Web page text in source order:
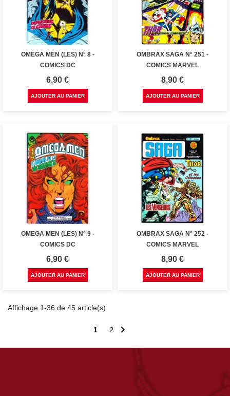
OMEGA MEN (LES) N° 8 -
COMICS DC
Prix
6,90 €
AJOUTER AU PANIER
OMBRAX SAGA N° 251 -
COMICS MARVEL
Prix
8,90 €
AJOUTER AU PANIER
OMEGA MEN (LES) N° 9 -
COMICS DC
Prix
6,90 €
AJOUTER AU PANIER
OMBRAX SAGA N° 252 -
COMICS MARVEL
Prix
8,90 €
AJOUTER AU PANIER
Affichage 1-36 de 45 article(s)
1 2 